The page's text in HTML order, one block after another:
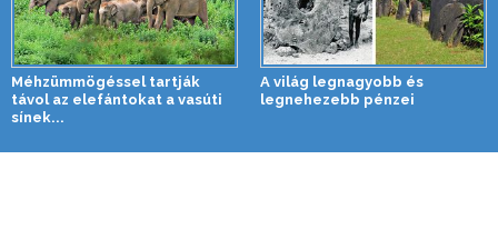
Méhzümmögéssel tartják
távol az elefántokat a vasúti
sínek...
A világ legnagyobb és
legnehezebb pénzei